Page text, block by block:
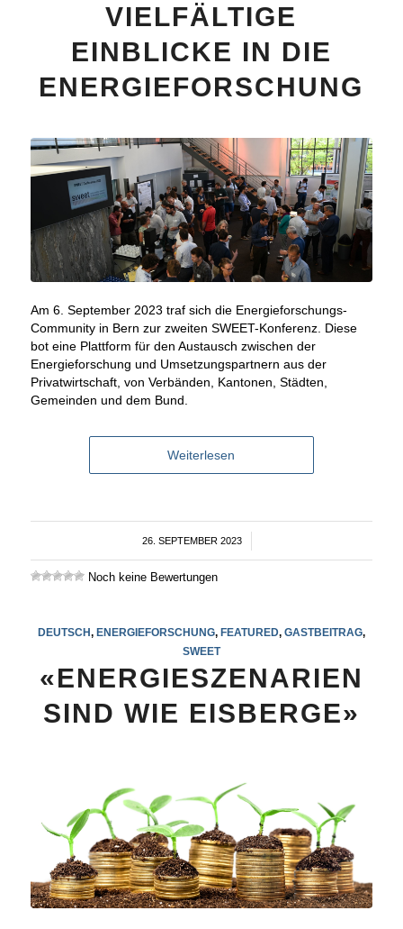
VIELFÄLTIGE
EINBLICKE IN DIE
ENERGIEFORSCHUNG
Am 6. September 2023 traf sich die Energieforschungs-
Community in Bern zur zweiten SWEET-Konferenz. Diese
bot eine Plattform für den Austausch zwischen der
Energieforschung und Umsetzungspartnern aus der
Privatwirtschaft, von Verbänden, Kantonen, Städten,
Gemeinden und dem Bund.
Weiterlesen
26. SEPTEMBER 2023
/
Noch keine Bewertungen
DEUTSCH, ENERGIEFORSCHUNG, FEATURED, GASTBEITRAG,
SWEET
«ENERGIESZENARIEN
SIND WIE EISBERGE»